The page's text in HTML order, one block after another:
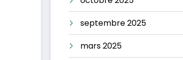
septembre 2025
mars 2025